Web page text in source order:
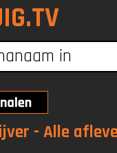
- Alle